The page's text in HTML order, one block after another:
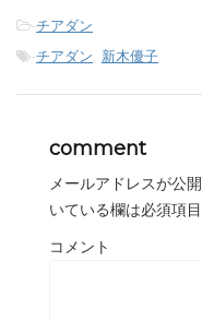
-チアダン
-チアダン 新木優子
comment
メールアドレスが公
いている欄は必須項
コメント